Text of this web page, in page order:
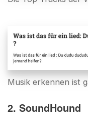
Musik erkennen ist
2. SoundHound